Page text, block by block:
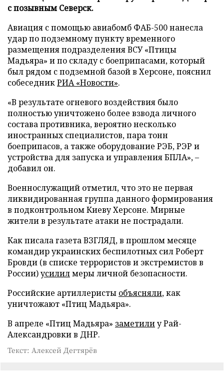
с позывным Северск.
Авиация с помощью авиабомб ФАБ-500 нанесла
удар по подземному пункту временного
размещения подразделения ВСУ «Птицы
Мадьяра» и по складу с боеприпасами, который
был рядом с подземной базой в Херсоне, пояснил
собеседникРИА «Новости».
«В результате огневого воздействия было
полностью уничтожено более взвода личного
состава противника, вероятно несколько
иностранных специалистов, пара тонн
боеприпасов, а также оборудование РЭБ, РЭР и
устройства для запуска и управления БПЛА», –
добавил он.
Военнослужащий отметил, что это не первая
ликвидированная группа данного формирования
в подконтрольном Киеву Херсоне. Мирные
жители в результате атаки не пострадали.
Как писала газета ВЗГЛЯД, в прошлом месяце
командир украинских беспилотных сил Роберт
Бровди (в списке террористов и экстремистов в
России)усилилмеры личной безопасности.
Российские артиллеристы объясняли, как
уничтожают «Птиц Мадьяра».
В апреле «Птиц Мадьяра» заметилиу Рай-
Александровки в ДНР.
Текст: Алексей Дегтярёв